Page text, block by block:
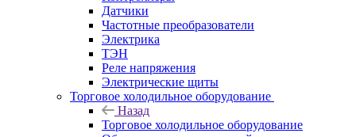
Датчики
Частотные преобразователи
Электрика
ТЭН
Реле напряжения
Электрические щиты
Торговое холодильное оборудование
Назад
Торговое холодильное оборудование